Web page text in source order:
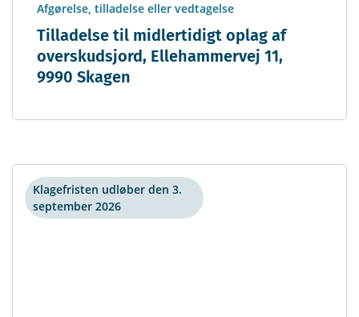
Afgørelse, tilladelse eller vedtagelse
Tilladelse til midlertidigt oplag af
overskudsjord, Ellehammervej 11,
9990 Skagen
Klagefristen udløber den 3.
september 2026